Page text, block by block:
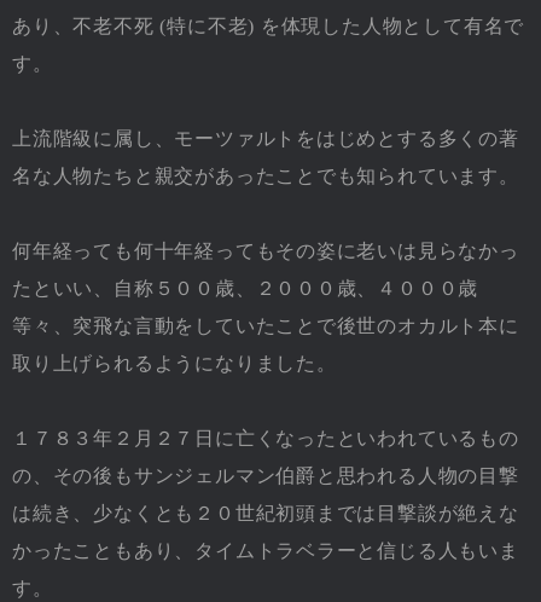
あり、不老不死 (特に不老) を体現した人物として有名で
す。
上流階級に属し、モーツァルトをはじめとする多くの著
名な人物たちと親交があったことでも知られています。
何年経っても何十年経ってもその姿に老いは見らなかっ
たといい、自称５００歳、２０００歳、４０００歳
等々、突飛な言動をしていたことで後世のオカルト本に
取り上げられるようになりました。
１７８３年２月２７日に亡くなったといわれているもの
の、その後もサンジェルマン伯爵と思われる人物の目撃
は続き、少なくとも２０世紀初頭までは目撃談が絶えな
かったこともあり、タイムトラベラーと信じる人もいま
す。